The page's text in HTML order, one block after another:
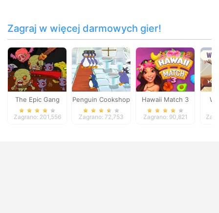
Zagraj w więcej darmowych gier!
The Epic Gang
Zagrano: 201,556
Penguin Cookshop
Zagrano: 72,753
Hawaii Match 3
Zagrano: 90,821